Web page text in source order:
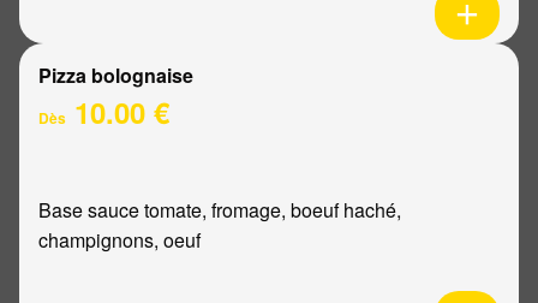
Pizza bolognaise
Dès 10.00 €
Base sauce tomate, fromage, boeuf haché,
champignons, oeuf